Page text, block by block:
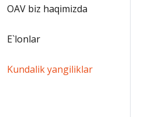
OAV biz haqimizda
E`lonlar
Kundalik yangiliklar